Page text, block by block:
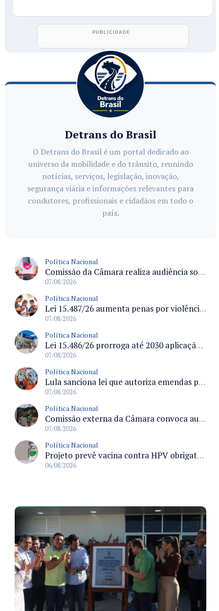
Detrans do Brasil
O Detrans do Brasil é um portal dedicado ao
universo da mobilidade e do trânsito, reunindo
notícias, serviços, legislação, inovação,
segurança viária e informações relevantes para
condutores, profissionais e cidadãos em todo o
país.
Política Nacional
Comissão da Câmara realiza audiência sobre apostas online para medir o tamanho do mercado ilegal
07/08/2026
Política Nacional
Lei 15.487/26 aumenta penas por violência sexual digital contra crianças e adolescentes e autoriza ronda virtual para investigação
07/08/2026
Política Nacional
Lei 15.486/26 prorroga até 2030 aplicação do FGTS em crédito para hospitais filantrópicos e santas casas
07/08/2026
Política Nacional
Lula sanciona lei que autoriza emendas parlamentares para atendimento pré-hospitalar pelos bombeiros
07/08/2026
Política Nacional
Comissão externa da Câmara convoca audiência pública sobre chuvas na Zona da Mata de Minas Gerais e impactos em Juiz de Fora
07/08/2026
Política Nacional
Projeto prevê vacina contra HPV obrigatória e testes moleculares para rastreamento do câncer do colo do útero
06/08/2026